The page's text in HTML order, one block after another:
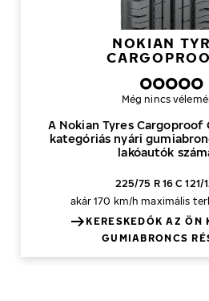
NOKIAN
A Nokian Tyres Cargoproof
kategóriás nyári
lakóautók
Még nincs
225/75 R 16 C 121/
akár 170 km/h maximális
KERESKEDŐK AZ ÖN
GUMIABRONCS